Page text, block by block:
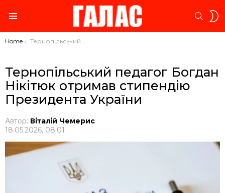
You are here:
Home Тернопільський педагог Богдан Нікітюк отримав стипендію Президента України
Тернопільський педагог Богдан
Нікітюк отримав стипендію
Президента України
Автор: Віталій Чемерис
18.05.2026, 08:01